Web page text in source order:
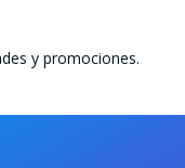
y promociones.